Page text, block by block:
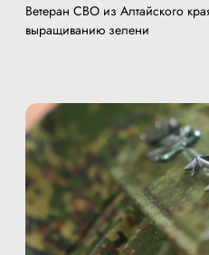
Ветеран СВО из Алтайского
выращиванию зелени